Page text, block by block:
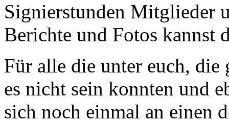
Signierstunden Mitglieder
Berichte und Fotos kannst
Für alle die unter euch, die
es nicht sein konnten und
sich noch einmal an einen